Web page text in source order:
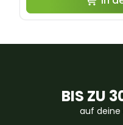
BIS ZU
auf deine